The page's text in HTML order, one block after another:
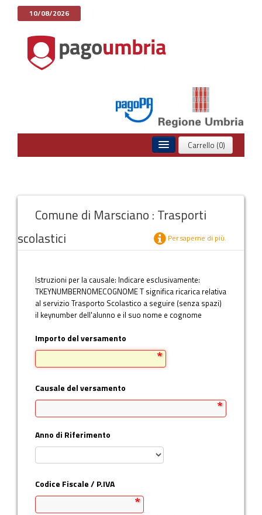
10/08/2026
Carrello (0)
Posizione Debitoria
Storico Pagamenti
Informativa sui Cookie
Informativa Privacy
Comune di Marsciano : Trasporti
scolastici
Per saperne di più.
Istruzioni per la causale: Indicare esclusivamente:
TKEYNUMBERNOMECOGNOME T significa ricarica relativa
al servizio Trasporto Scolastico a seguire (senza spazi)
il keynumber dell'alunno e il suo nome e cognome
Importo del versamento
Causale del versamento
Anno di Riferimento
Codice Fiscale / P.IVA